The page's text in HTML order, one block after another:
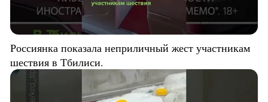
Россиянка показала неприличный жест участникам
шествия в Тбилиси.